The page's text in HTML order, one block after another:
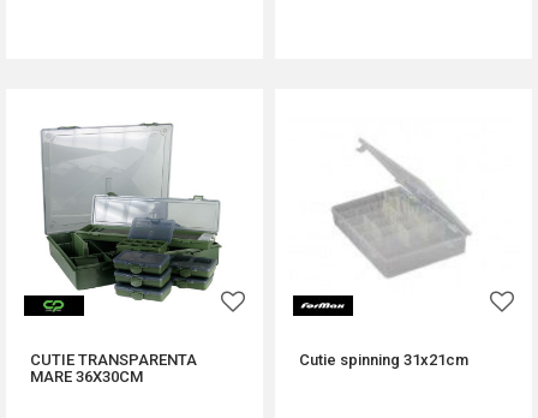
CUTIE TRANSPARENTA
MARE 36X30CM
Cutie spinning 31x21cm